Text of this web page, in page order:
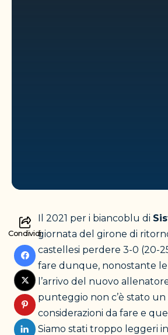
Condividi
Il 2021 per i biancoblu di
giornata del girone di
castellesi perdere 3-0 (20-
fare dunque, nonostante
l’arrivo del nuovo
punteggio non c’è stato
considerazioni da fare e
Siamo stati troppo leggeri